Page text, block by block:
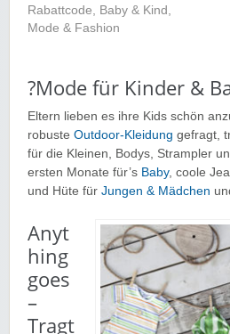
Rabattcode
Baby & Kind
Mode & Fashion
?Mode für Kinder &
Eltern lieben es ihre Kids schön
robuste Outdoor-Kleidung gefragt,
für die Kleinen, Bodys, Strampler
ersten Monate für’s Baby, coole
und Hüte für Jungen & Mädchen
Anyt
hing
goes
–
Tragt